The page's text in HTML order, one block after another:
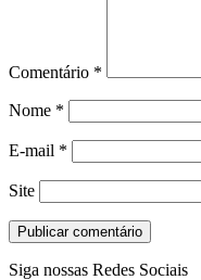
Comentário *
Nome *
E-mail *
Site
Siga nossas Redes Sociais